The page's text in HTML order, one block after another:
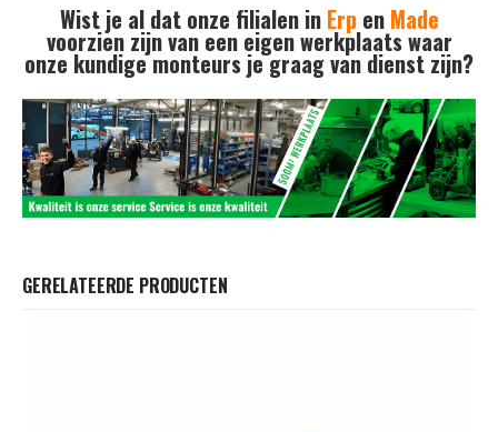
Wist je al dat onze filialen in Erpen Made
voorzien zijn van een eigen werkplaats waar
onze kundige monteurs je graag van dienst zijn?
GERELATEERDE PRODUCTEN